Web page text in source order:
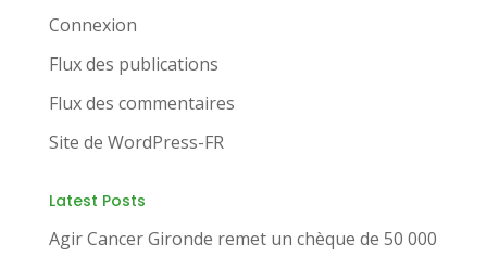
Connexion
Flux des publications
Flux des commentaires
Site de WordPress-FR
Latest Posts
Agir Cancer Gironde remet un chèque de 50 000